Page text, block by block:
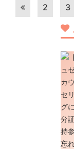
2 3